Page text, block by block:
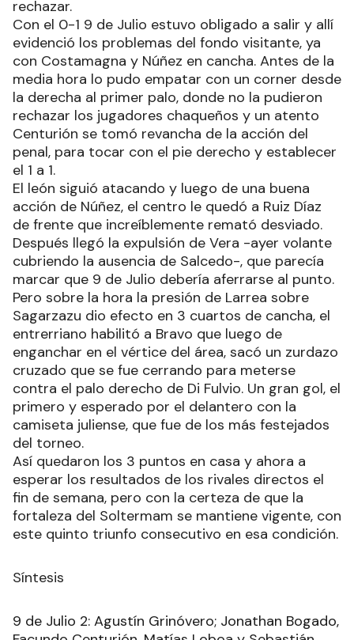
rechazar.
Con el 0-1 9 de Julio estuvo obligado a salir y allí
evidenció los problemas del fondo visitante, ya
con Costamagna y Núñez en cancha. Antes de la
media hora lo pudo empatar con un corner desde
la derecha al primer palo, donde no la pudieron
rechazar los jugadores chaqueños y un atento
Centurión se tomó revancha de la acción del
penal, para tocar con el pie derecho y establecer
el 1 a 1.
El león siguió atacando y luego de una buena
acción de Núñez, el centro le quedó a Ruiz Díaz
de frente que increíblemente remató desviado.
Después llegó la expulsión de Vera -ayer volante
cubriendo la ausencia de Salcedo-, que parecía
marcar que 9 de Julio debería aferrarse al punto.
Pero sobre la hora la presión de Larrea sobre
Sagarzazu dio efecto en 3 cuartos de cancha, el
entrerriano habilitó a Bravo que luego de
enganchar en el vértice del área, sacó un zurdazo
cruzado que se fue cerrando para meterse
contra el palo derecho de Di Fulvio. Un gran gol, el
primero y esperado por el delantero con la
camiseta juliense, que fue de los más festejados
del torneo.
Así quedaron los 3 puntos en casa y ahora a
esperar los resultados de los rivales directos el
fin de semana, pero con la certeza de que la
fortaleza del Soltermam se mantiene vigente, con
este quinto triunfo consecutivo en esa condición.
Síntesis
9 de Julio 2: Agustín Grinóvero; Jonathan Bogado,